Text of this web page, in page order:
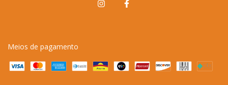
Meios de pagamento